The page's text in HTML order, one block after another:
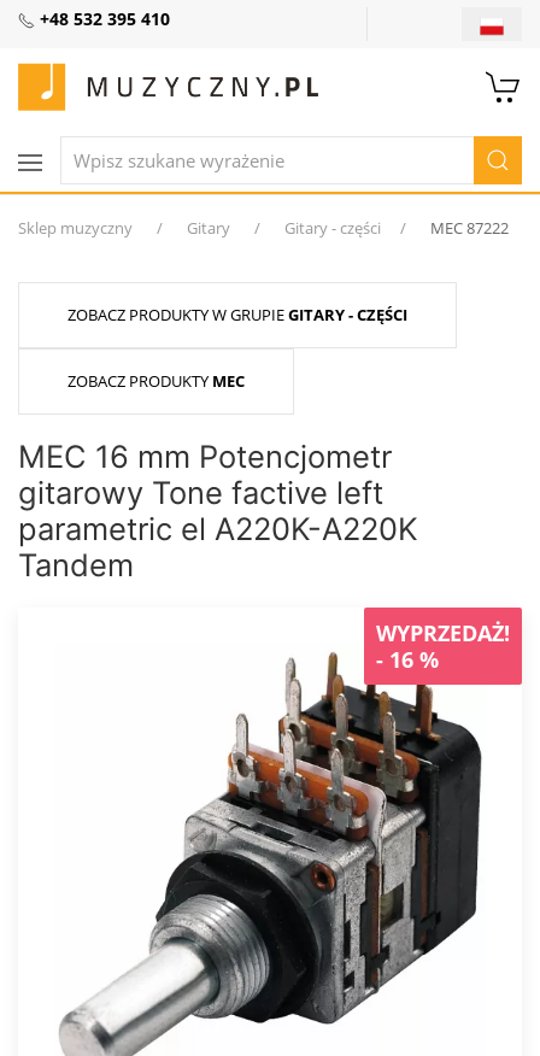
+48 532 395 410
Sklep muzyczny Gitary Gitary - części MEC 87222
ZOBACZ PRODUKTY W GRUPIEGITARY - CZĘŚCI
ZOBACZ PRODUKTY MEC
MEC 16 mm Potencjometr
gitarowy Tone factive left
parametric el A220K-A220K
Tandem
WYPRZEDAŻ!
- 16 %